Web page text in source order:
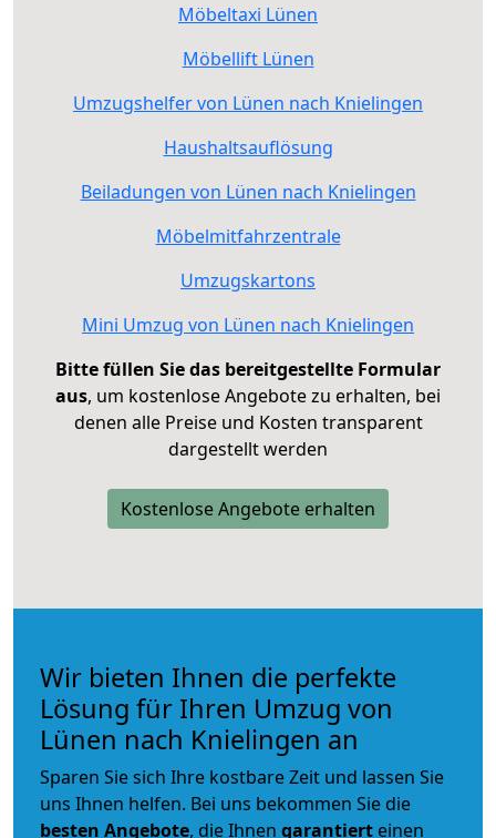
Möbeltaxi Lünen
Möbellift Lünen
Umzugshelfer von Lünen nach Knielingen
Haushaltsauflösung
Beiladungen von Lünen nach Knielingen
Möbelmitfahrzentrale
Umzugskartons
Mini Umzug von Lünen nach Knielingen
Bitte füllen Sie das bereitgestellte Formular
aus, um kostenlose Angebote zu erhalten, bei
denen alle Preise und Kosten transparent
dargestellt werden
Kostenlose Angebote erhalten
Wir bieten Ihnen die perfekte
Lösung für Ihren Umzug von
Lünen nach Knielingen an
Sparen Sie sich Ihre kostbare Zeit und lassen Sie
uns Ihnen helfen. Bei uns bekommen Sie die
besten Angebote, die Ihnen garantiert einen